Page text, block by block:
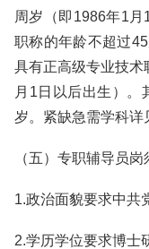
周岁（即1986年1
职称的年龄不超过
具有正高级专业技
月1日以后出生）。
岁。紧缺急需学科详
（五）专职辅导员岗
1.政治面貌要求中共
2.学历学位要求博士